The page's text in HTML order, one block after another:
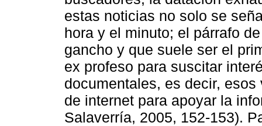
estas noticias no solo se
hora y el minuto; el párrafo
gancho y que suele ser el
ex profeso para suscitar
documentales, es decir,
de internet para apoyar la
Salaverría, 2005, 152-153).